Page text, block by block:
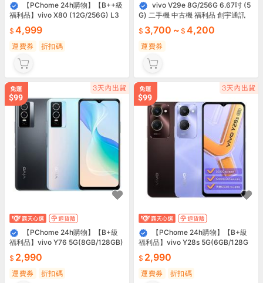
【PChome 24h購物】【B++級
福利品】vivo X80 (12G/256G) L3
4,999
運費券 折扣碼
vivo V29e 8G/256G 6.67吋 (5
G) 二手機 中古機 福利品 創宇通訊
3,700 ~ 4,200
運費券
【PChome 24h購物】【B+級
福利品】vivo Y76 5G(8GB/128GB)
2,990
運費券 折扣碼
【PChome 24h購物】【B+級
福利品】vivo Y28s 5G(6GB/128G
2,990
運費券 折扣碼